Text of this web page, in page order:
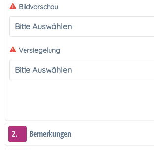
Bildvorschau
Versiegelung
2. Bemerkungen